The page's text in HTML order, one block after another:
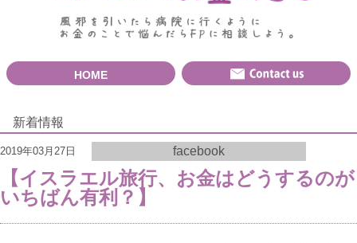
HOME
新着情報
2019年03月27日 facebook
【イスラエル旅行、お金はどうするのが
いちばん有利？】